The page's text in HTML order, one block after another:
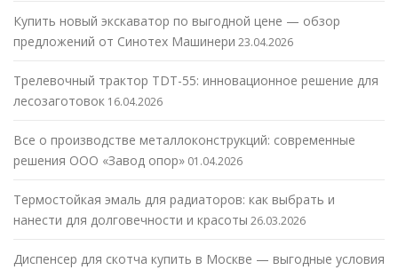
Купить новый экскаватор по выгодной цене — обзор
предложений от Синотех Машинери 23.04.2026
Трелевочный трактор TDT-55: инновационное решение для
лесозаготовок 16.04.2026
Все о производстве металлоконструкций: современные
решения ООО «Завод опор» 01.04.2026
Термостойкая эмаль для радиаторов: как выбрать и
нанести для долговечности и красоты 26.03.2026
Диспенсер для скотча купить в Москве — выгодные условия